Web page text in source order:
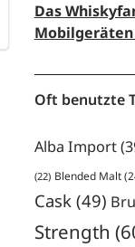
Das
Mobilgeräten
Oft benutzte
Alba Import
(22) Blended Malt
Cask(49)
Strength